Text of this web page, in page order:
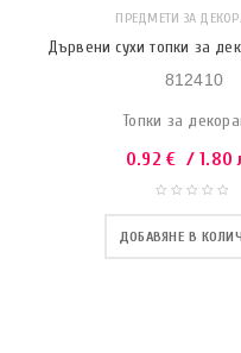
ПРЕДМЕТИ ЗА
Дървени сухи топки за
812410
Топки за
0.92€ / 1.80
ДОБАВЯНЕ В